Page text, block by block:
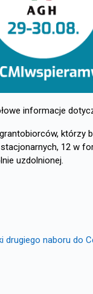
informacje
którzy
12 w
uzdolnionej.
drugiego naboru do